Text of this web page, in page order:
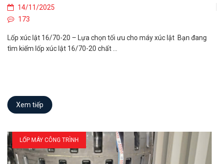
14/11/2025
173
Lốp xúc lật 16/70-20 – Lựa chọn tối ưu cho máy xúc lật Bạn đang
tìm kiếm lốp xúc lật 16/70-20 chất ...
Xem tiếp
LỐP MÁY CÔNG TRÌNH